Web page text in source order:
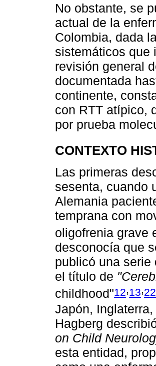
No obstante, se
actual de la
Colombia, dada
sistemáticos que
revisión general
documentada
continente,
con RTT atípico,
por prueba
CONTEXTO
Las primeras
sesenta, cuando
Alemania
temprana con
oligofrenia grave
desconocía que
publicó una
el título de
childhood"12,13,22
Japón,
Hagberg
on Child
esta entidad,